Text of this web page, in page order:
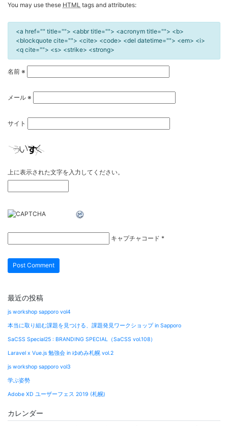
You may use these HTML tags and attributes:
<a href="" title=""> <abbr title=""> <acronym title=""> <b>
<blockquote cite=""> <cite> <code> <del datetime=""> <em> <i>
<q cite=""> <s> <strike> <strong>
名前 ※
メール ※
サイト
上に表示された文字を入力してください。
キャプチャコード *
最近の投稿
js workshop sapporo vol4
本当に取り組む課題を見つける、課題発見ワークショップ in Sapporo
SaCSS Special25 : BRANDING SPECIAL（SaCSS vol.108）
Laravel x Vue.js 勉強会 in ゆめみ札幌 vol.2
js workshop sapporo vol3
学ぶ姿勢
Adobe XD ユーザーフェス 2019 (札幌)
カレンダー